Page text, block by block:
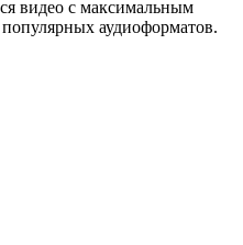
видео с максимальным
аудиоформатов.